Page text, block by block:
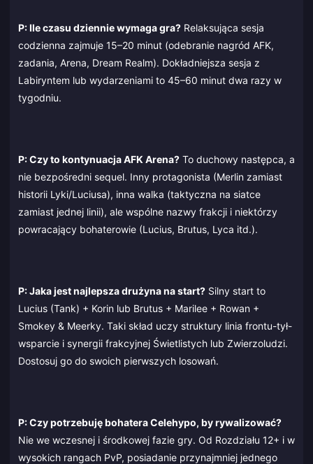
P: Ile czasu dziennie wymaga gra? Relaksująca sesja
codzienna zajmuje 15–20 minut (odebranie nagród AFK,
zadania, Arena, Dream Realm). Dokładniejsza sesja z
Labiryntem lub wydarzeniami to 45–60 minut dwa razy w
tygodniu.
P: Czy to kontynuacja AFK Arena? To duchowy następca, a
nie bezpośredni sequel. Inny protagonista (Merlin zamiast
historii Lyki/Luciusa), inna walka (taktyczna na siatce
zamiast jednej linii), ale wspólne nazwy frakcji i niektórzy
powracający bohaterowie (Lucius, Brutus, Lyca itd.).
P: Jaka jest najlepsza drużyna na start? Silny start to
Lucius (Tank) + Korin lub Brutus + Marilee + Rowan +
Smokey & Meerky. Taki skład uczy struktury linia frontu-tył-
wsparcie i synergii frakcyjnej Świetlistych lub Zwierzoludzi.
Dostosuj go do swoich pierwszych losowań.
P: Czy potrzebuję bohatera Celehypo, by rywalizować?
Nie we wczesnej i środkowej fazie gry. Od Rozdziału 12+ i w
wysokich rangach PvP, posiadanie przynajmniej jednego